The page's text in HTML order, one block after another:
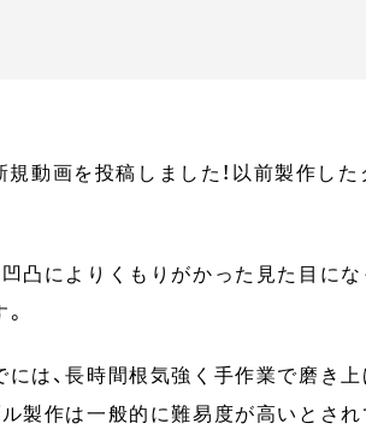
動画を投稿しました！以前製作し
凸によりくもりがかった見た目に
は、長時間根気強く手作業で磨き
製作は一般的に難易度が高いとされ